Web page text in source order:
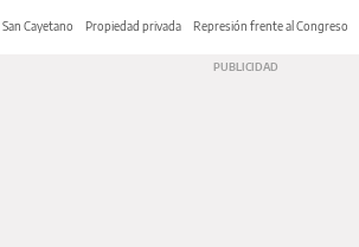
San Cayetano Propiedad privada Represión frente al Congreso